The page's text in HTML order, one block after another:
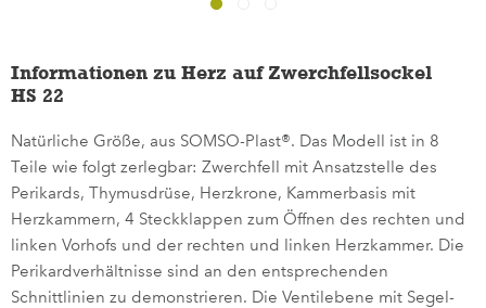
Informationen zu Herz auf Zwerchfellsockel
HS 22
Natürliche Größe, aus SOMSO-Plast®. Das Modell ist in 8
Teile wie folgt zerlegbar: Zwerchfell mit Ansatzstelle des
Perikards, Thymusdrüse, Herzkrone, Kammerbasis mit
Herzkammern, 4 Steckklappen zum Öffnen des rechten und
linken Vorhofs und der rechten und linken Herzkammer. Die
Perikardverhältnisse sind an den entsprechenden
Schnittlinien zu demonstrieren. Die Ventilebene mit Segel-